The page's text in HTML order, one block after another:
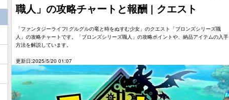
職人」の攻略チャートと報酬 | クエスト
「ファンタジーライフi グルグルの竜と時をぬすむ少女」のクエスト「ブロンズシリーズ職
人」の攻略チャートです。「ブロンズシリーズ職人」の攻略ポイントや、納品アイテムの入手
方法を解説しています。
更新日:2025/5/20 01:07